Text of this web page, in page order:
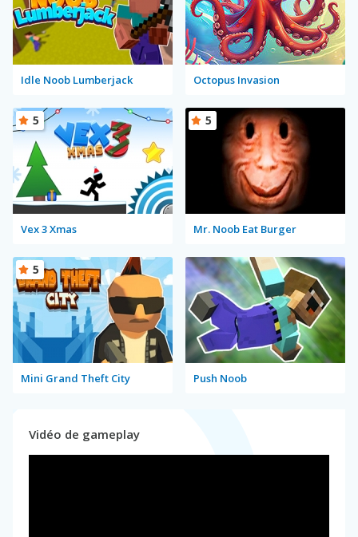
Idle Noob Lumberjack Octopus Invasion
Vex 3 Xmas
5
Mr. Noob Eat Burger
5
Mini Grand Theft City
5
Push Noob
Vidéo de gameplay